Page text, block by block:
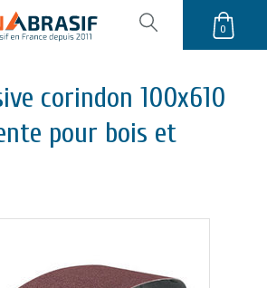
0
corindon 100x610
pour bois et